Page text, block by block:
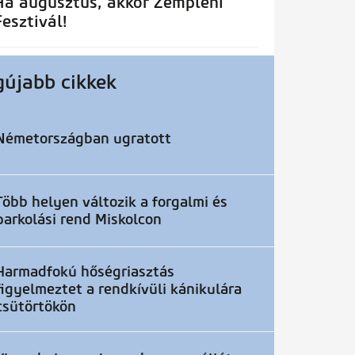
cikkek
ugratott
helyen változik a forgalmi és
rend Miskolcon
hőségriasztás
a rendkívüli kánikulára